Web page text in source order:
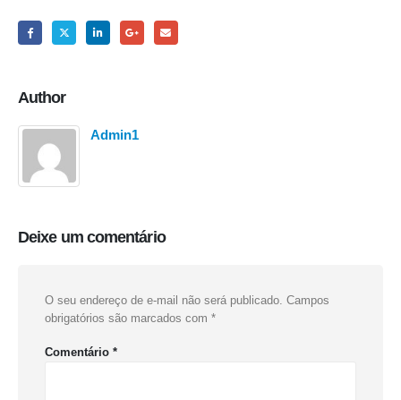
Author
Admin1
Deixe um comentário
O seu endereço de e-mail não será publicado. Campos
obrigatórios são marcados com *
Comentário *